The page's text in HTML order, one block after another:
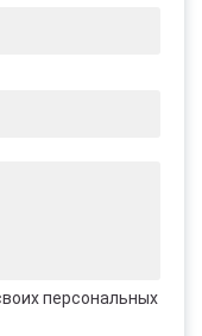
персональных